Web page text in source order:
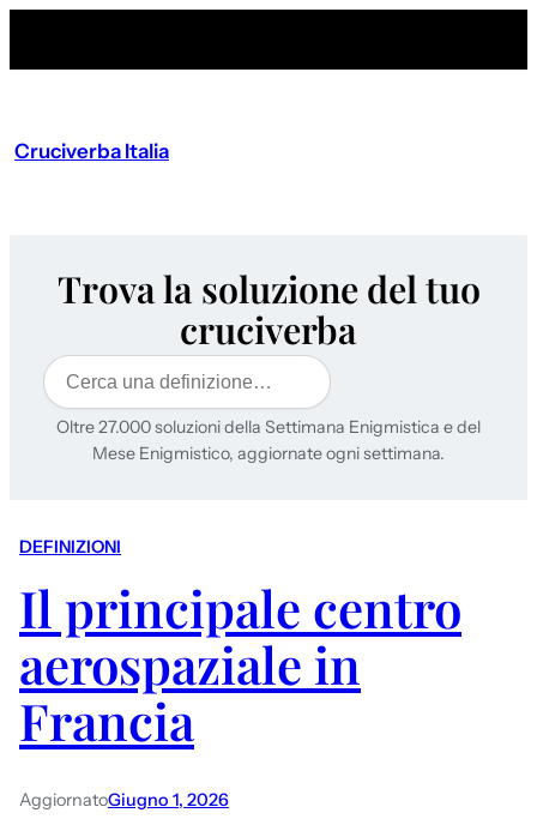
Cruciverba Italia
Trova la soluzione del tuo
cruciverba
Cerca
Oltre 27.000 soluzioni della Settimana Enigmistica e del
Mese Enigmistico, aggiornate ogni settimana.
DEFINIZIONI
Il principale centro
aerospaziale in
Francia
AggiornatoGiugno 1, 2026